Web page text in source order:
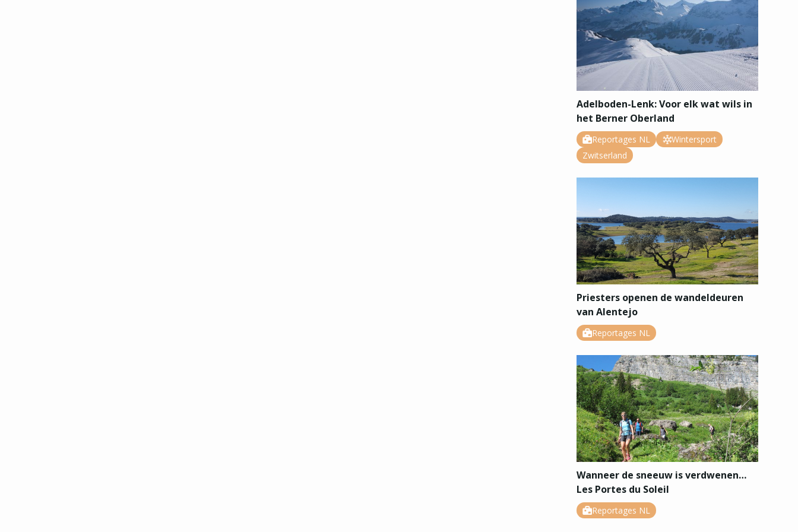
Adelboden-Lenk: Voor elk wat wils in
het Berner Oberland
Reportages NL
Wintersport
Zwitserland
Priesters openen de wandeldeuren
van Alentejo
Reportages NL
Wanneer de sneeuw is verdwenen…
Les Portes du Soleil
Reportages NL